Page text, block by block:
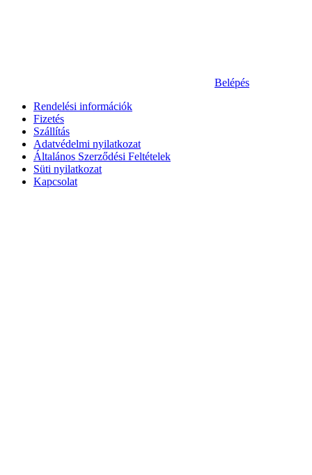
Belépés
Rendelési információk
Fizetés
Szállítás
Adatvédelmi nyilatkozat
Általános Szerződési Feltételek
Süti nyilatkozat
Kapcsolat